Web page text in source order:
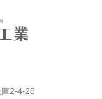
2-4-28